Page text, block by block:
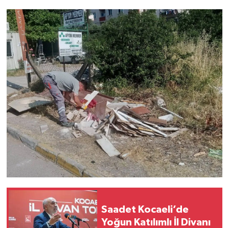
Saadet Kocaeli’de
Yoğun Katılımlı İl Divanı